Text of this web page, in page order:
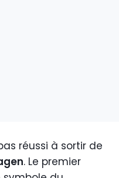
réussi à sortir de
. Le premier